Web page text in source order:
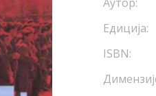
Едиција:
ISBN: